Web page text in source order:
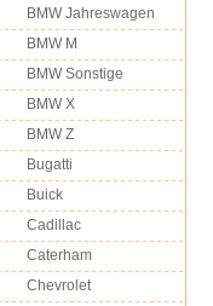
BMW Jahreswagen
BMW M
BMW Sonstige
BMW X
BMW Z
Bugatti
Buick
Cadillac
Caterham
Chevrolet